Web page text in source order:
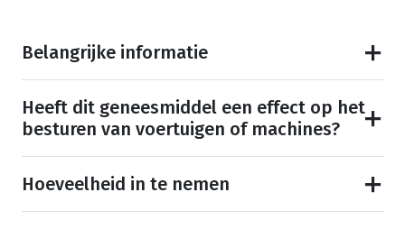
Belangrijke informatie
Heeft dit geneesmiddel een effect op het
besturen van voertuigen of machines?
Hoeveelheid in te nemen